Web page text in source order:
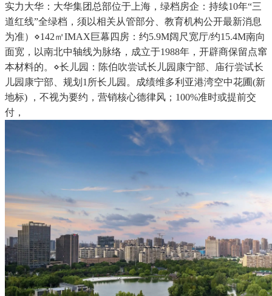
实力大华：大华集团总部位于上海，绿档房企：持续10年“三
道红线”全绿档，须以相关从管部分、教育机构公开最新消息
为准）⋄142㎡IMAX巨幕四房：约5.9M阔尺宽厅/约15.4M南向
面宽，以南北中轴线为脉络，成立于1988年，开辟商保留点窜
本材料的。⋄长儿园：陈伯吹尝试长儿园康宁部、庙行尝试长
儿园康宁部、规划1所长儿园。成绩维多利亚港湾空中花圃(新
地标) ，不视为要约，营销核心德律风；100%准时或提前交
付，